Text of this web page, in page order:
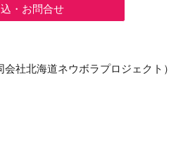
・お問合せ
社北海道ネウボラプロジェクト）